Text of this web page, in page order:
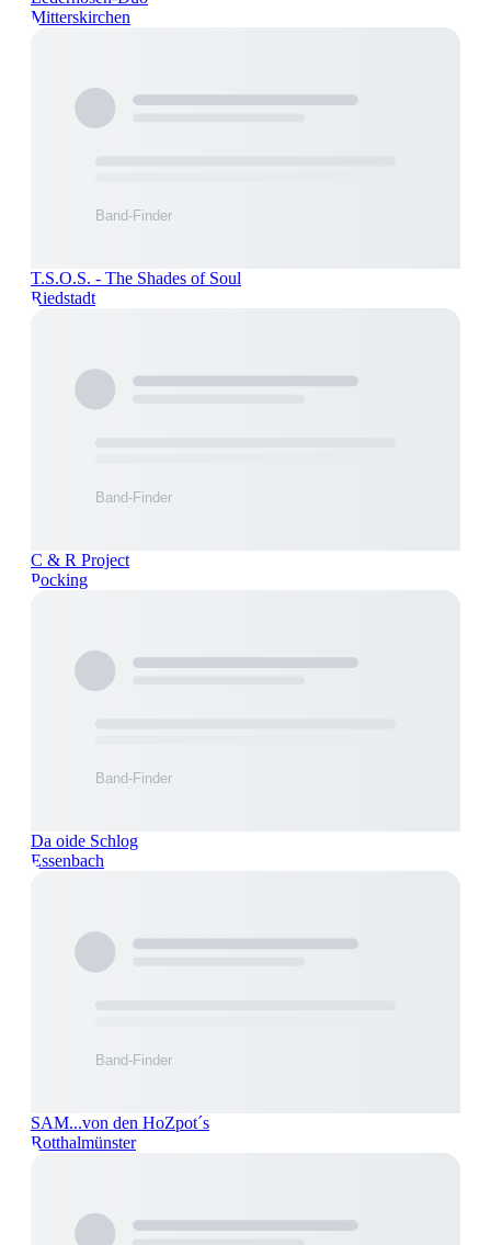
Mitterskirchen
T.S.O.S. - The Shades of Soul
Riedstadt
C & R Project
Pocking
Da oide Schlog
Essenbach
SAM...von den HoZpot´s
Rotthalmünster